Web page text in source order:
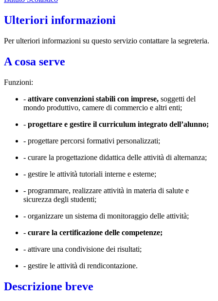
Ulteriori informazioni
Per ulteriori informazioni su questo servizio contattare la segreteria.
A cosa serve
Funzioni:
- attivare convenzioni stabili con imprese, soggetti del
mondo produttivo, camere di commercio e altri enti;
- progettare e gestire il curriculum integrato dell’alunno;
- progettare percorsi formativi personalizzati;
- curare la progettazione didattica delle attività di alternanza;
- gestire le attività tutoriali interne e esterne;
- programmare, realizzare attività in materia di salute e
sicurezza degli studenti;
- organizzare un sistema di monitoraggio delle attività;
- curare la certificazione delle competenze;
- attivare una condivisione dei risultati;
- gestire le attività di rendicontazione.
Descrizione breve